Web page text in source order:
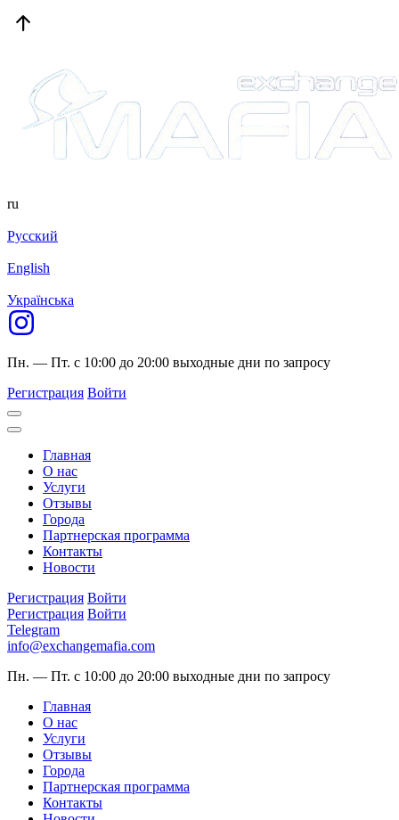
ru
Русский
English
Українська
Пн. — Пт. с 10:00 до 20:00 выходные дни по запросу
Регистрация Войти
Главная
О нас
Услуги
Отзывы
Города
Партнерская программа
Контакты
Новости
Регистрация Войти
Регистрация Войти
Telegram
info@exchangemafia.com
Пн. — Пт. с 10:00 до 20:00 выходные дни по запросу
Главная
О нас
Услуги
Отзывы
Города
Партнерская программа
Контакты